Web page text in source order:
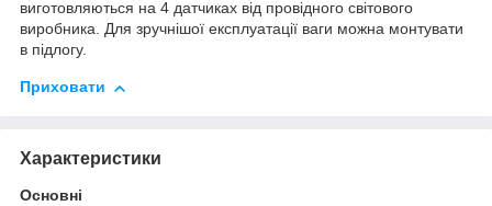
виготовляються на 4 датчиках від провідного світового
виробника. Для зручнішої експлуатації ваги можна монтувати
в підлогу.
Приховати
Характеристики
Основні